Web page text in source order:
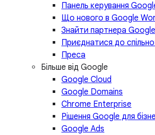
Панель керування
Що нового в Google
Знайти партнера
Приєднатися до
Преса
Більше від Google
Google Cloud
Google Domains
Chrome Enterprise
Рішення Google для
Google Ads